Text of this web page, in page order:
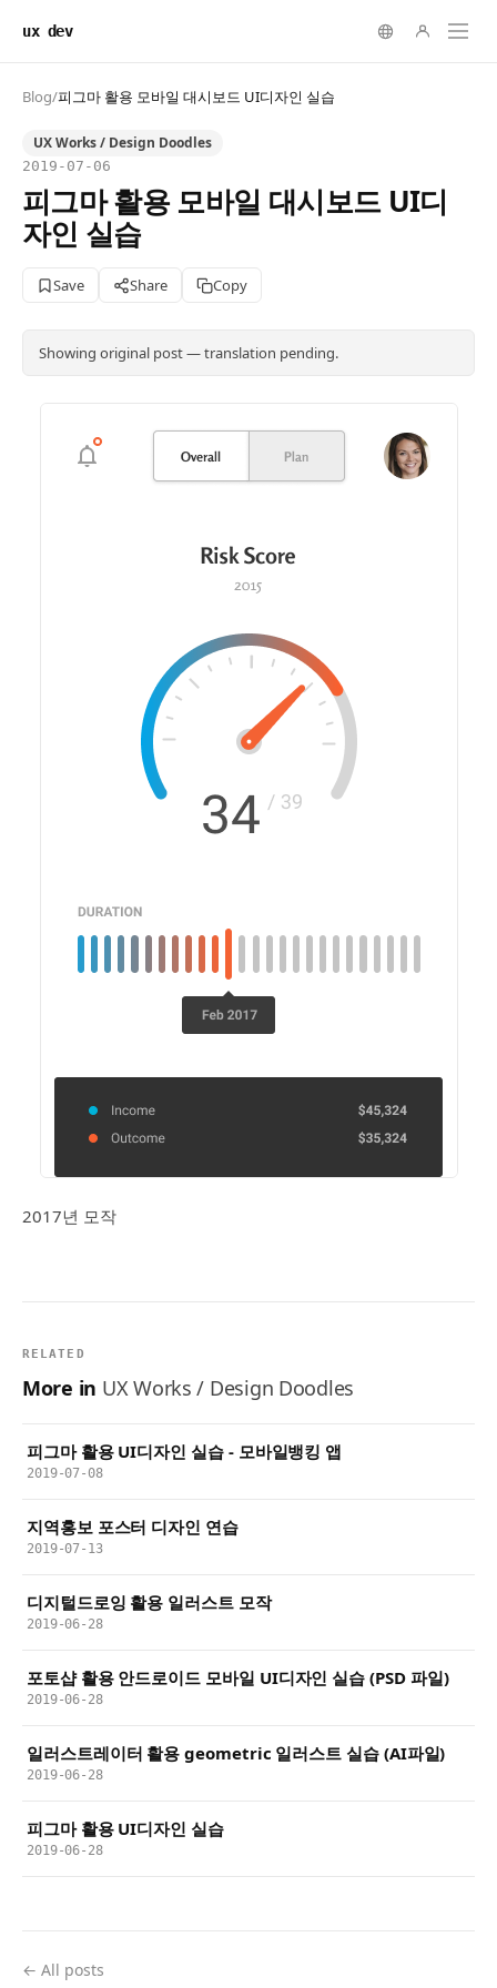
ux dev
Blog/피그마 활용 모바일 대시보드 UI디자인 실습
UX Works / Design Doodles
2019-07-06
피그마 활용 모바일 대시보드 UI디
자인 실습
Save Share Copy
Showing original post — translation pending.
2017년 모작
RELATED
More in UX Works / Design Doodles
피그마 활용 UI디자인 실습 - 모바일뱅킹 앱
2019-07-08
지역홍보 포스터 디자인 연습
2019-07-13
디지털드로잉 활용 일러스트 모작
2019-06-28
포토샵 활용 안드로이드 모바일 UI디자인 실습 (PSD 파일)
2019-06-28
일러스트레이터 활용 geometric 일러스트 실습 (AI파일)
2019-06-28
피그마 활용 UI디자인 실습
2019-06-28
← All posts